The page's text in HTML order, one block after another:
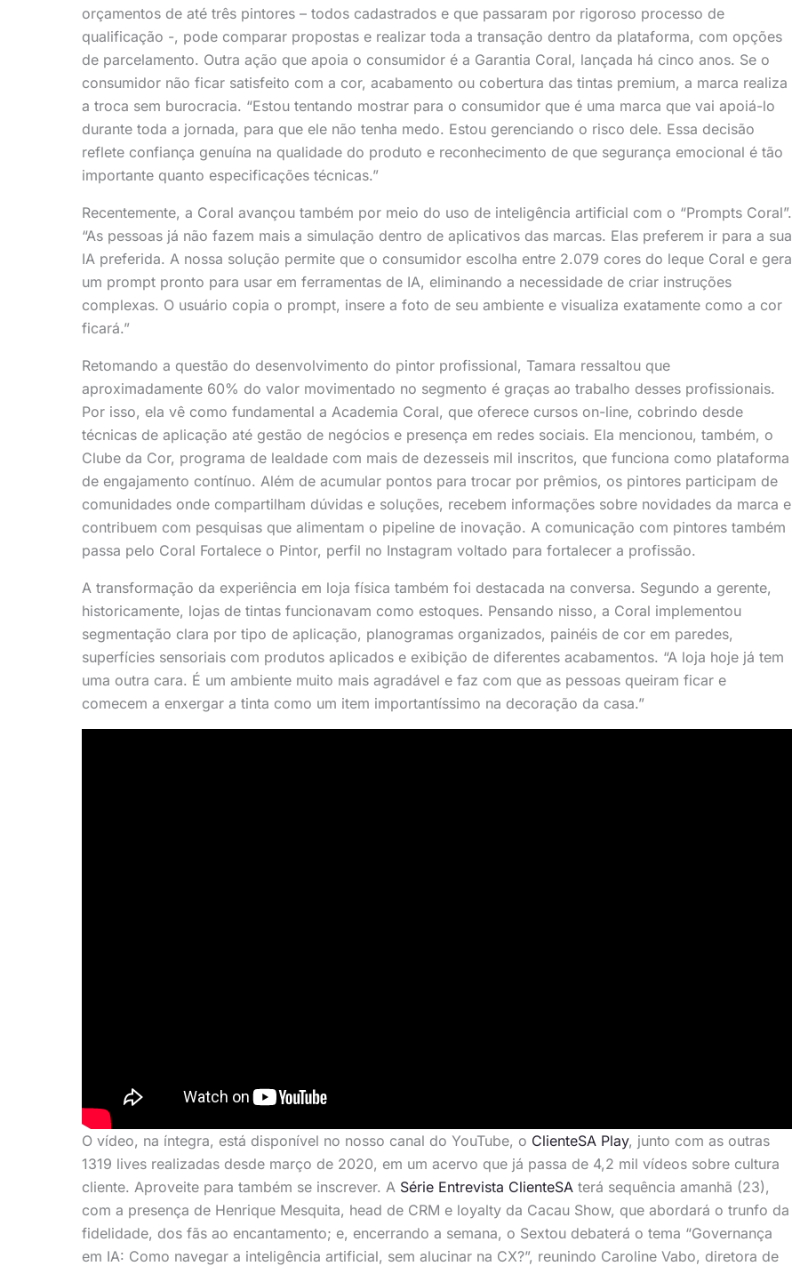
orçamentos de até três pintores – todos cadastrados e que passaram por rigoroso processo de
qualificação -, pode comparar propostas e realizar toda a transação dentro da plataforma, com opções
de parcelamento. Outra ação que apoia o consumidor é a Garantia Coral, lançada há cinco anos. Se o
consumidor não ficar satisfeito com a cor, acabamento ou cobertura das tintas premium, a marca realiza
a troca sem burocracia. “Estou tentando mostrar para o consumidor que é uma marca que vai apoiá-lo
durante toda a jornada, para que ele não tenha medo. Estou gerenciando o risco dele. Essa decisão
reflete confiança genuína na qualidade do produto e reconhecimento de que segurança emocional é tão
importante quanto especificações técnicas.”
Recentemente, a Coral avançou também por meio do uso de inteligência artificial com o “Prompts Coral”.
“As pessoas já não fazem mais a simulação dentro de aplicativos das marcas. Elas preferem ir para a sua
IA preferida. A nossa solução permite que o consumidor escolha entre 2.079 cores do leque Coral e gera
um prompt pronto para usar em ferramentas de IA, eliminando a necessidade de criar instruções
complexas. O usuário copia o prompt, insere a foto de seu ambiente e visualiza exatamente como a cor
ficará.”
Retomando a questão do desenvolvimento do pintor profissional, Tamara ressaltou que
aproximadamente 60% do valor movimentado no segmento é graças ao trabalho desses profissionais.
Por isso, ela vê como fundamental a Academia Coral, que oferece cursos on-line, cobrindo desde
técnicas de aplicação até gestão de negócios e presença em redes sociais. Ela mencionou, também, o
Clube da Cor, programa de lealdade com mais de dezesseis mil inscritos, que funciona como plataforma
de engajamento contínuo. Além de acumular pontos para trocar por prêmios, os pintores participam de
comunidades onde compartilham dúvidas e soluções, recebem informações sobre novidades da marca e
contribuem com pesquisas que alimentam o pipeline de inovação. A comunicação com pintores também
passa pelo Coral Fortalece o Pintor, perfil no Instagram voltado para fortalecer a profissão.
A transformação da experiência em loja física também foi destacada na conversa. Segundo a gerente,
historicamente, lojas de tintas funcionavam como estoques. Pensando nisso, a Coral implementou
segmentação clara por tipo de aplicação, planogramas organizados, painéis de cor em paredes,
superfícies sensoriais com produtos aplicados e exibição de diferentes acabamentos. “A loja hoje já tem
uma outra cara. É um ambiente muito mais agradável e faz com que as pessoas queiram ficar e
comecem a enxergar a tinta como um item importantíssimo na decoração da casa.”
O vídeo, na íntegra, está disponível no nosso canal do YouTube, o ClienteSA Play, junto com as outras
1319 lives realizadas desde março de 2020, em um acervo que já passa de 4,2 mil vídeos sobre cultura
cliente. Aproveite para também se inscrever. A Série Entrevista ClienteSA terá sequência amanhã (23),
com a presença de Henrique Mesquita, head de CRM e loyalty da Cacau Show, que abordará o trunfo da
fidelidade, dos fãs ao encantamento; e, encerrando a semana, o Sextou debaterá o tema “Governança
em IA: Como navegar a inteligência artificial, sem alucinar na CX?”, reunindo Caroline Vabo, diretora de